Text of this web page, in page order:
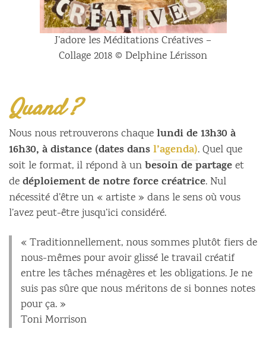
J’adore les Méditations Créatives –
Collage 2018 © Delphine Lérisson
Quand ?
Nous nous retrouverons chaquelundi de 13h30 à
16h30, à distance (dates dansl’agenda). Quel que
soit le format, il répond à unbesoin de partageet
dedéploiement de notre force créatrice. Nul
nécessité d’être un « artiste » dans le sens où vous
l’avez peut-être jusqu’ici considéré.
« Traditionnellement, nous sommes plutôt fiers de
nous-mêmes pour avoir glissé le travail créatif
entre les tâches ménagères et les obligations. Je ne
suis pas sûre que nous méritons de si bonnes notes
pour ça. »
Toni Morrison